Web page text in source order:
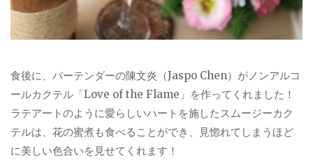
食後に、バーテンダーの陳文炎（Jaspo Chen）がノンアルコ
ールカクテル「Love of the Flame」を作ってくれました！
ラテアートのように愛らしいハートを施したスムージーカク
テルは、花の蜜煮も食べることができ、見惚れてしまうほど
に美しい色合いを見せてくれます！